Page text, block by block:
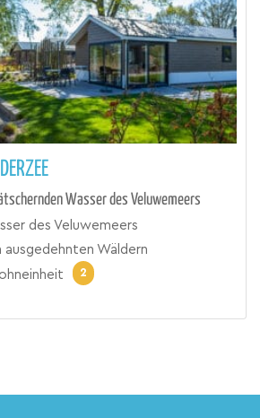
Wasser des Veluwemeers
des Veluwemeers
ausgedehnten Wäldern
2